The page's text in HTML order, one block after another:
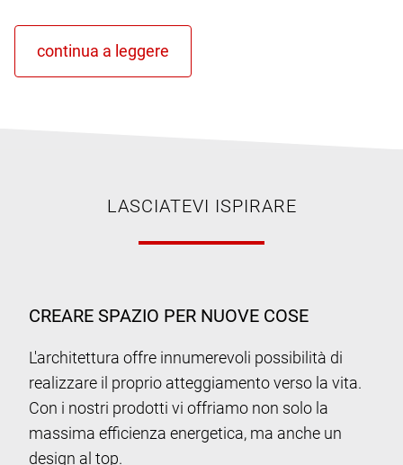
LASCIATEVI ISPIRARE
CREARE SPAZIO PER NUOVE COSE
L'architettura offre innumerevoli possibilità di
realizzare il proprio atteggiamento verso la vita.
Con i nostri prodotti vi offriamo non solo la
massima efficienza energetica, ma anche un
design al top.